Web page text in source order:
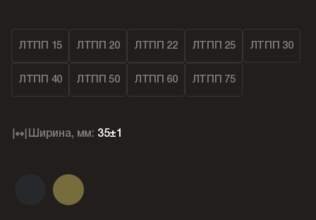
ЛТПП 15 ЛТПП 20 ЛТПП 22 ЛТПП 25 ЛТПП 30
ЛТПП 40 ЛТПП 50 ЛТПП 60 ЛТПП 75
Ширина, мм: 35±1